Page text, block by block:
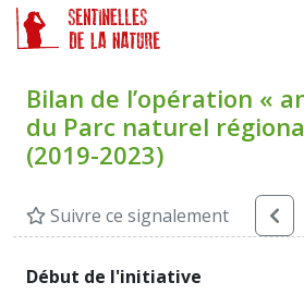
Bilan de l’opération «
du Parc naturel
(2019-2023)
Suivre ce signalement
Début de l'initiative
Panneau de gestion des cookies